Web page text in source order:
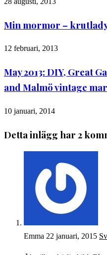
Min mormor –
12 februari, 2013
May 2013: DIY, Great
and Malmö vintage
10 januari, 2014
Detta inlägg har 2
Emma 22 januari, 2015